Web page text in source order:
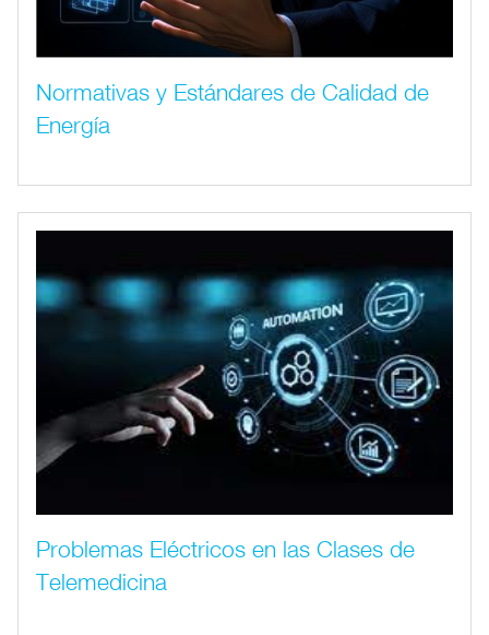
Normativas y Estándares de Calidad de
Energía
Problemas Eléctricos en las Clases de
Telemedicina